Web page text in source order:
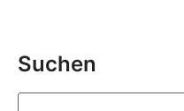
Suchen